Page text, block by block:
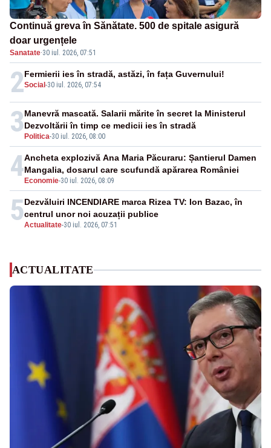
Continuă greva în Sănătate. 500 de spitale asigură
doar urgențele
Sanatate·30 iul. 2026, 07:51
2Social -30 iul. 2026, 07:54
Fermierii ies în stradă, astăzi, în fața Guvernului!
3 Politica-30 iul. 2026, 08:00
Manevră mascată. Salarii mărite în secret la Ministerul
Dezvoltării în timp ce medicii ies în stradă
4 Economie-30 iul. 2026, 08:09
Ancheta explozivă Ana Maria Păcuraru: Șantierul Damen
Mangalia, dosarul care scufundă apărarea României
5Actualitate-30 iul. 2026, 07:51
Dezvăluiri INCENDIARE marca Rizea TV: Ion Bazac, în
centrul unor noi acuzații publice
ACTUALITATE